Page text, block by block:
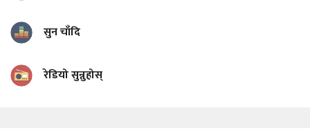
सुन चाँदि
रेडियो सुन्नुहोस्